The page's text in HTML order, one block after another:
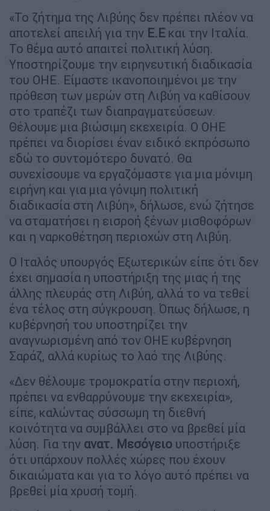
«Το ζήτημα της Λιβύης δεν πρέπει πλέον να
αποτελεί απειλή για την Ε.Ε και την Ιταλία.
Το θέμα αυτό απαιτεί πολιτική λύση.
Υποστηρίζουμε την ειρηνευτική διαδικασία
του ΟΗΕ. Είμαστε ικανοποιημένοι με την
πρόθεση των μερών στη Λιβύη να καθίσουν
στο τραπέζι των διαπραγματεύσεων.
Θέλουμε μια βιώσιμη εκεχειρία. Ο ΟΗΕ
πρέπει να διορίσει έναν ειδικό εκπρόσωπο
εδώ το συντομότερο δυνατό. Θα
συνεχίσουμε να εργαζόμαστε για μια μόνιμη
ειρήνη και για μια γόνιμη πολιτική
διαδικασία στη Λιβύη», δήλωσε, ενώ ζήτησε
να σταματήσει η εισροή ξένων μισθοφόρων
και η ναρκοθέτηση περιοχών στη Λιβύη.
Ο Ιταλός υπουργός Εξωτερικών είπε ότι δεν
έχει σημασία η υποστήριξη της μιας ή της
άλλης πλευράς στη Λιβύη, αλλά το να τεθεί
ένα τέλος στη σύγκρουση. Όπως δήλωσε, η
κυβέρνησή του υποστηρίζει την
αναγνωρισμένη από τον ΟΗΕ κυβέρνηση
Σαράζ, αλλά κυρίως το λαό της Λιβύης.
«Δεν θέλουμε τρομοκρατία στην περιοχή,
πρέπει να ενθαρρύνουμε την εκεχειρία»,
είπε, καλώντας σύσσωμη τη διεθνή
κοινότητα να συμβάλλει στο να βρεθεί μία
λύση. Για την ανατ. Μεσόγειο υποστήριξε
ότι υπάρχουν πολλές χώρες που έχουν
δικαιώματα και για το λόγο αυτό πρέπει να
βρεθεί μία χρυσή τομή.